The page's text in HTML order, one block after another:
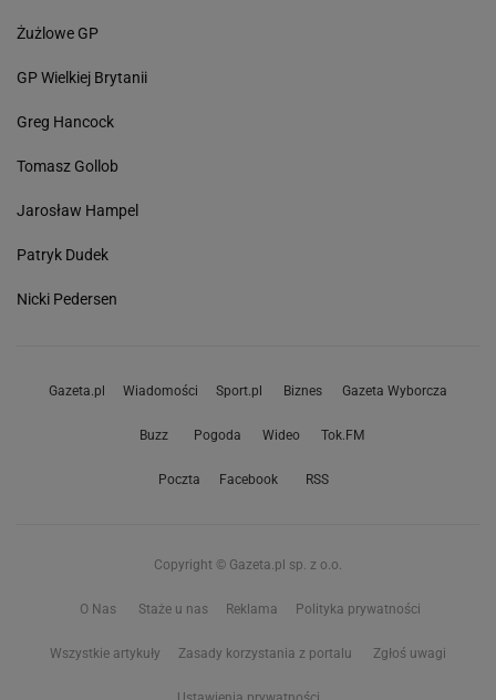
Żużlowe GP
GP Wielkiej Brytanii
Greg Hancock
Tomasz Gollob
Jarosław Hampel
Patryk Dudek
Nicki Pedersen
Gazeta.pl Wiadomości Sport.pl Biznes Gazeta Wyborcza
Buzz Pogoda Wideo Tok.FM
Poczta Facebook RSS
Copyright © Gazeta.pl sp. z o.o.
O Nas Staże u nas Reklama Polityka prywatności
Wszystkie artykuły Zasady korzystania z portalu Zgłoś uwagi